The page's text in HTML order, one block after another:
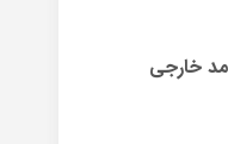
خارجی